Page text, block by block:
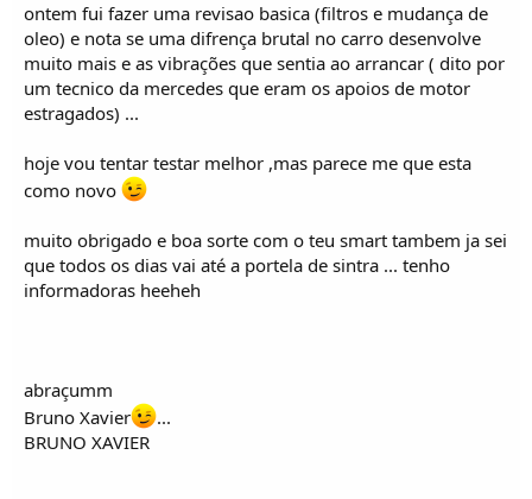
ontem fui fazer uma revisao basica (filtros e mudança de
oleo) e nota se uma difrença brutal no carro desenvolve
muito mais e as vibrações que sentia ao arrancar ( dito por
um tecnico da mercedes que eram os apoios de motor
estragados) ...
hoje vou tentar testar melhor ,mas parece me que esta
como novo
muito obrigado e boa sorte com o teu smart tambem ja sei
que todos os dias vai até a portela de sintra ... tenho
informadoras heeheh
abraçumm
Bruno Xavier
...
BRUNO XAVIER